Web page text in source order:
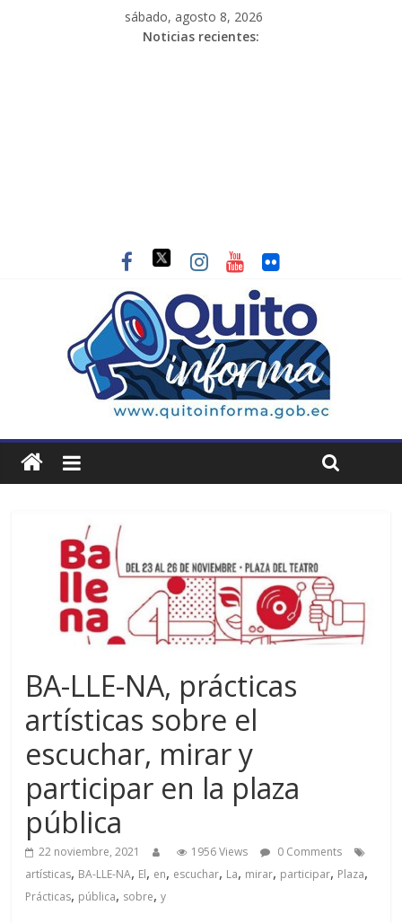
sábado, agosto 8, 2026
Noticias recientes:
BA-LLE-NA, prácticas
artísticas sobre el
escuchar, mirar y
participar en la plaza
pública
22 noviembre, 2021 1956 Views
0 Comments
artísticas, BA-LLE-NA, El, en, escuchar, La, mirar, participar, Plaza,
Prácticas, pública, sobre,y